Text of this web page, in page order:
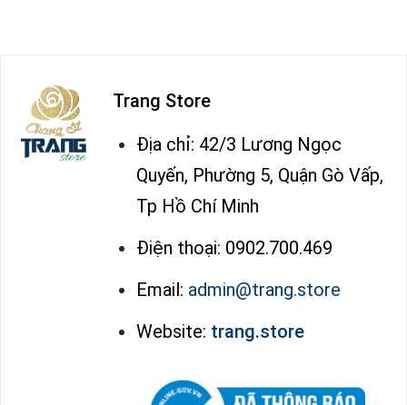
Trang Store
Địa chỉ: 42/3 Lương Ngọc
Quyến, Phường 5, Quận Gò Vấp,
Tp Hồ Chí Minh
Điện thoại: 0902.700.469
Email: admin@trang.store
Website: trang.store